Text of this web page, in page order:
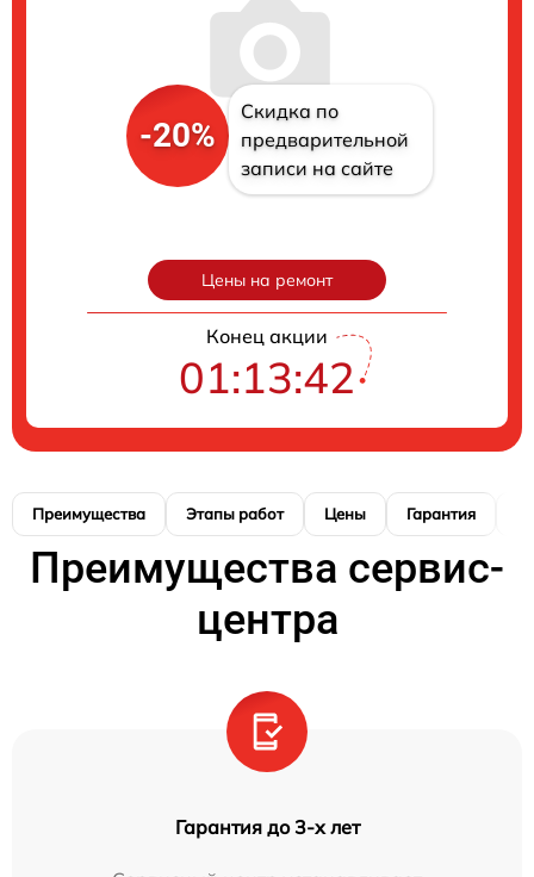
-20%
Скидка по
предварительной
записи на сайте
Цены на ремонт
Конец акции
01:13:40
Преимущества Этапы работ Цены Гарантия
Преимущества сервис-
центра
Гарантия до 3-х лет